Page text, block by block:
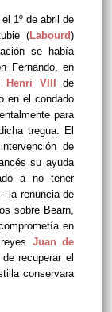
1º de abril de
(Labourd)
se había
Fernando, en
Henri VIII
de
en el condado
para
tregua. El
de
su ayuda
a no tener
- la renuncia de
sobre Bearn,
en
Juan de
recuperar el
conservara